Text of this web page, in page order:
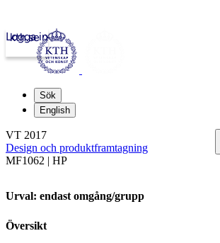
kth.se
Logga in
Sök
English
VT 2017
Design och produktframtagning
MF1062 | HP
Urval: endast omgång/grupp
Översikt